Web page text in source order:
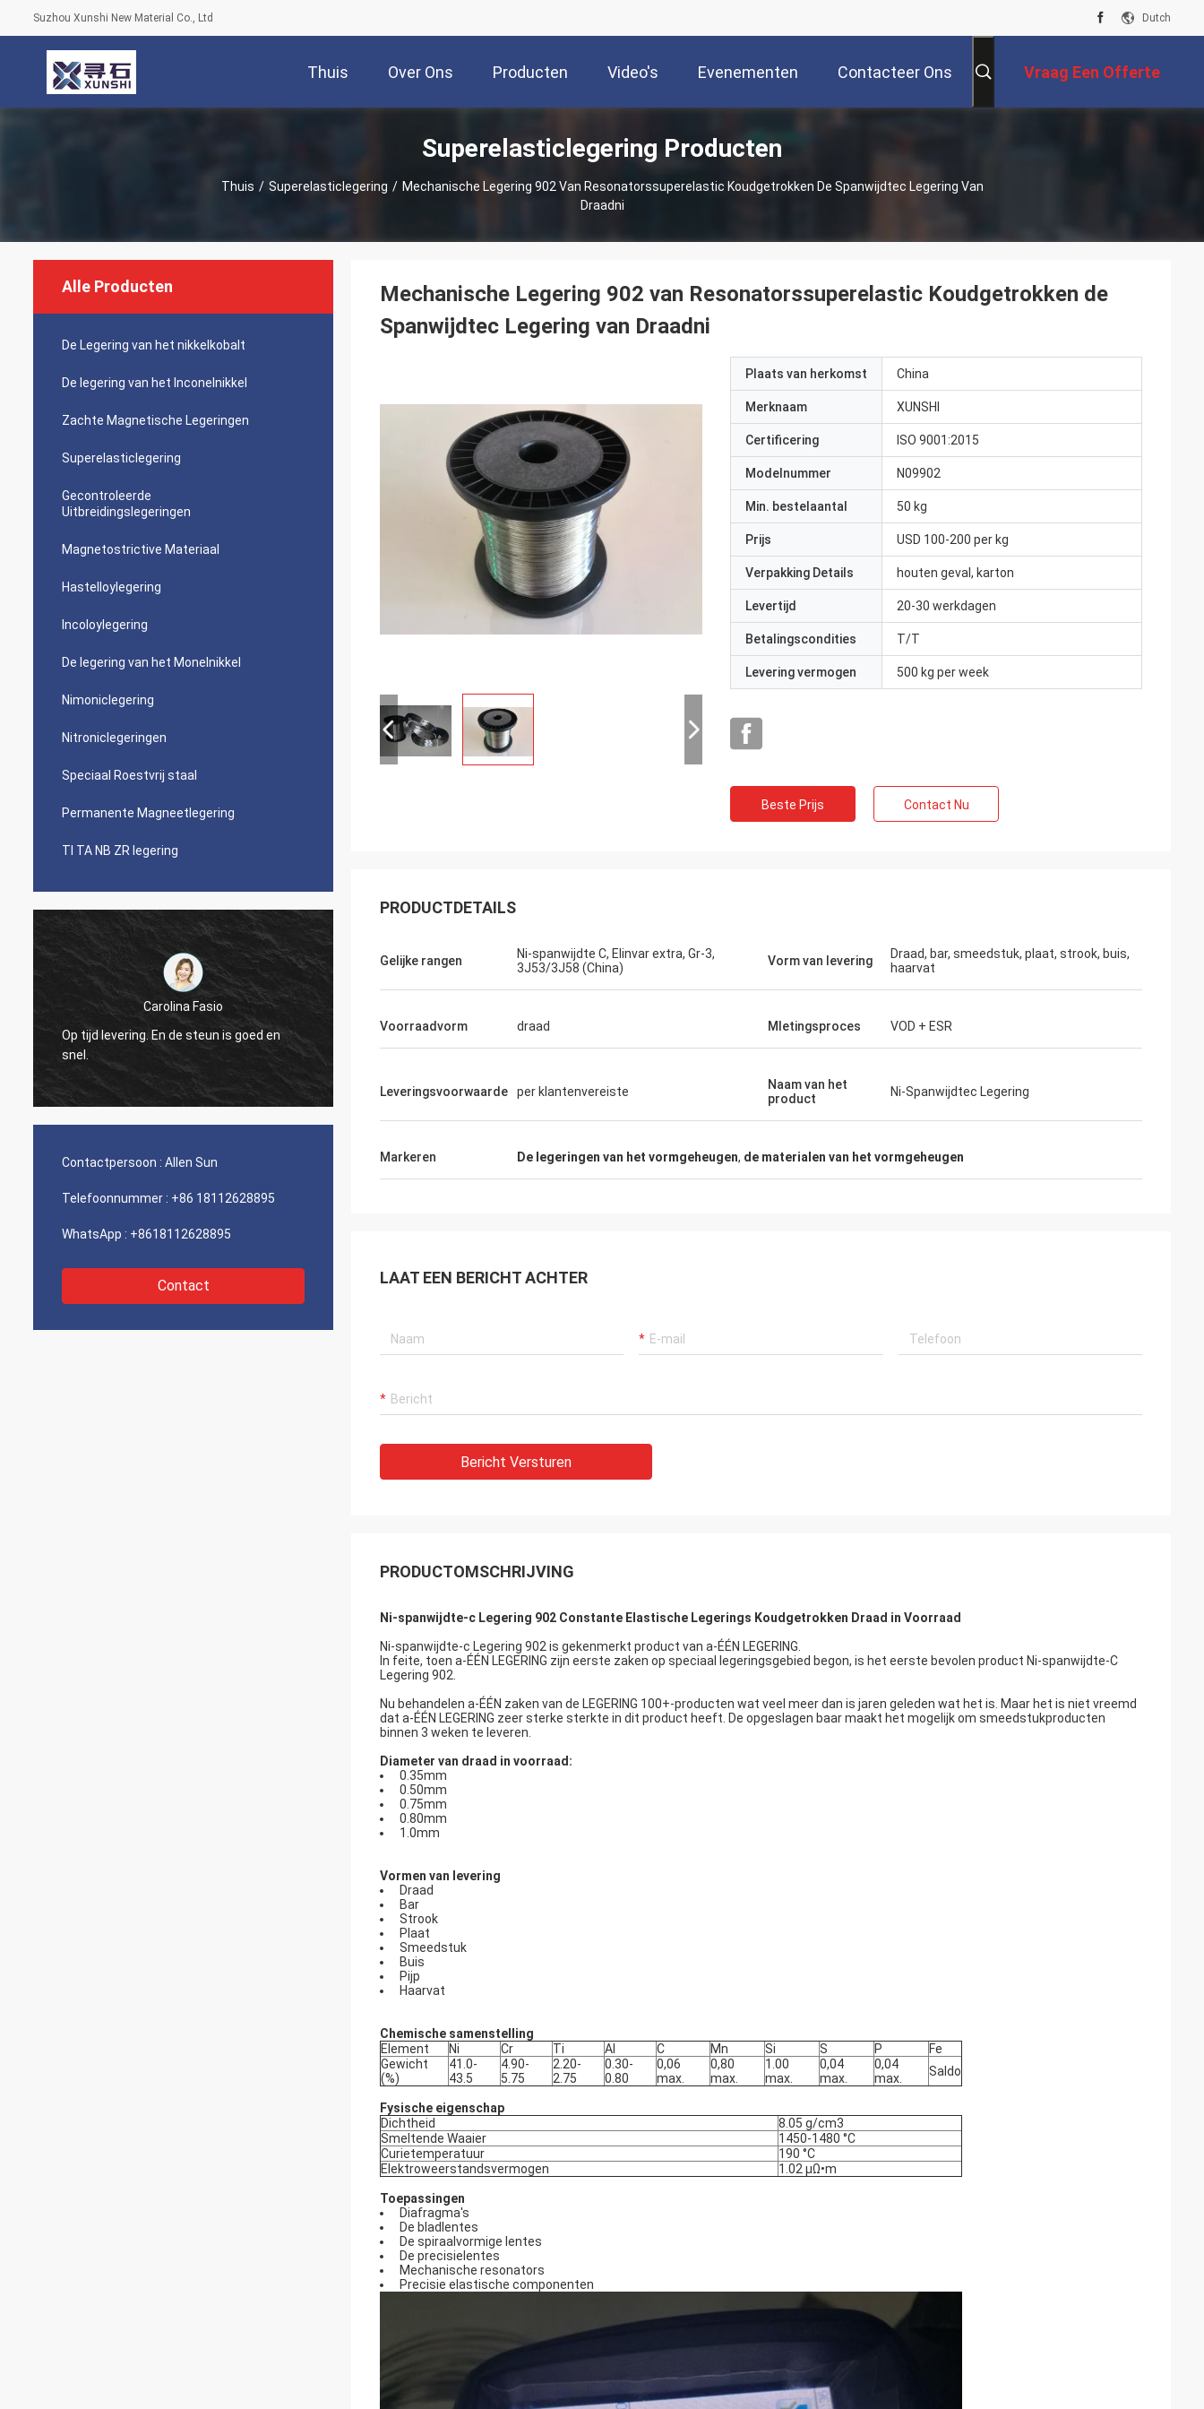
Suzhou Xunshi New Material Co., Ltd Dutch
Thuis Over Ons Producten Video's Evenementen Contacteer Ons Vraag Een Offerte
Superelasticlegering Producten
Thuis / Superelasticlegering / Mechanische Legering 902 Van Resonatorssuperelastic Koudgetrokken De Spanwijdtec Legering Van
Draadni
Alle Producten
De Legering van het nikkelkobalt
De legering van het Inconelnikkel
Zachte Magnetische Legeringen
Superelasticlegering
Gecontroleerde
Uitbreidingslegeringen
Magnetostrictive Materiaal
Hastelloylegering
Incoloylegering
De legering van het Monelnikkel
Nimoniclegering
Nitroniclegeringen
Speciaal Roestvrij staal
Permanente Magneetlegering
TI TA NB ZR legering
Carolina Fasio
Op tijd levering. En de steun is goed en
snel.
Zakelijke relatie 3 jaar, grote partner voor
de Legering van het Nikkelkobalt zijn
Contactpersoon : Allen Sun
Telefoonnummer : +86 18112628895
WhatsApp : +8618112628895
Contact
Mechanische Legering 902 van Resonatorssuperelastic Koudgetrokken de
Spanwijdtec Legering van Draadni
Plaats van herkomst China
Merknaam XUNSHI
Certificering ISO 9001:2015
Modelnummer N09902
Min. bestelaantal 50 kg
Prijs USD 100-200 per kg
Verpakking Details houten geval, karton
Levertijd 20-30 werkdagen
Betalingscondities T/T
Levering vermogen 500 kg per week
Beste Prijs Contact Nu
PRODUCTDETAILS
Gelijke rangen
Ni-spanwijdte C, Elinvar extra, Gr-3,
3J53/3J58 (China)
Vorm van levering
Draad, bar, smeedstuk, plaat, strook, buis,
haarvat
Voorraadvorm draad Mletingsproces VOD + ESR
Leveringsvoorwaarde per klantenvereiste
Naam van het
product
Ni-Spanwijdtec Legering
Markeren De legeringen van het vormgeheugen, de materialen van het vormgeheugen
LAAT EEN BERICHT ACHTER
Bericht Versturen
PRODUCTOMSCHRIJVING
Ni-spanwijdte-c Legering 902 Constante Elastische Legerings Koudgetrokken Draad in Voorraad
Ni-spanwijdte-c Legering 902 is gekenmerkt product van a-ÉÉN LEGERING.
In feite, toen a-ÉÉN LEGERING zijn eerste zaken op speciaal legeringsgebied begon, is het eerste bevolen product Ni-spanwijdte-C
Legering 902.
Nu behandelen a-ÉÉN zaken van de LEGERING 100+-producten wat veel meer dan is jaren geleden wat het is. Maar het is niet vreemd
dat a-ÉÉN LEGERING zeer sterke sterkte in dit product heeft. De opgeslagen baar maakt het mogelijk om smeedstukproducten
binnen 3 weken te leveren.
Diameter van draad in voorraad:
0.35mm
0.50mm
0.75mm
0.80mm
1.0mm
Vormen van levering
Draad
Bar
Strook
Plaat
Smeedstuk
Buis
Pijp
Haarvat
Chemische samenstelling
Element
Ni Cr Ti Al C Mn Si S P
Fe
Gewicht
(%)
41.0-
43.5
4.90-
5.75
2.20-
2.75
0.30-
0.80
0,06
max.
0,80
max.
1.00
max.
0,04
max.
0,04
max.
Saldo
Fysische eigenschap
Dichtheid
8.05 g/cm3
Smeltende Waaier
1450-1480 °C
Curietemperatuur
190 °C
Elektroweerstandsvermogen
1.02 µΩ•m
Toepassingen
Diafragma's
De bladlentes
De spiraalvormige lentes
De precisielentes
Mechanische resonators
Precisie elastische componenten